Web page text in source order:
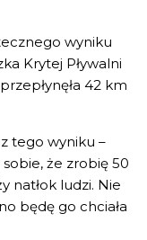
wyniku
Krytej Pływalni
42 km
tego wyniku –
sobie, że zrobię 50
natłok ludzi. Nie
będę go chciała